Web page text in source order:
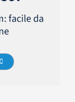
facile da